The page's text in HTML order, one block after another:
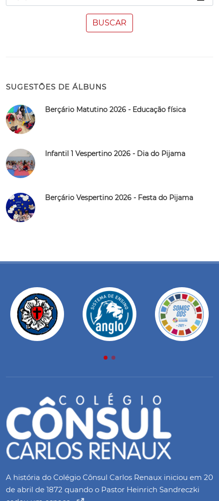
BUSCAR
SUGESTÕES DE ÁLBUNS
Berçário Matutino 2026 - Educação física
Infantil 1 Vespertino 2026 - Dia do Pijama
Berçário Vespertino 2026 - Festa do Pijama
A história do Colégio Cônsul Carlos Renaux iniciou em 20
de abril de 1872 quando o Pastor Heinrich Sandreczki